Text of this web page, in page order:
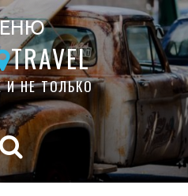
TRAVEL
И НЕ ТОЛЬКО